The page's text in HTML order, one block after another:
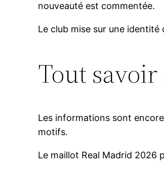
nouveauté est commentée.
Le club mise sur une
Tout
Les informations sont
motifs.
Le maillot Real Madrid 2026